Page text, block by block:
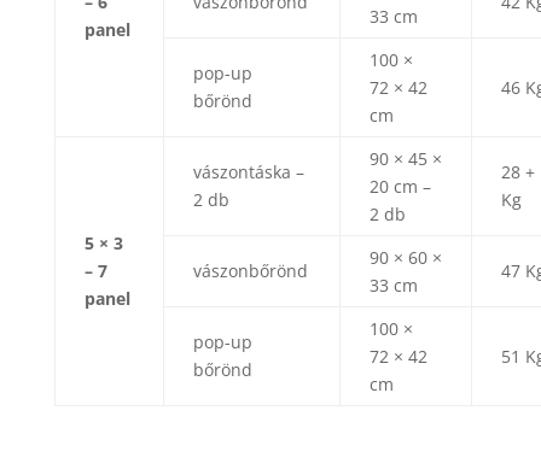
panel
33 cm
pop-up
bőrönd
100 ×
72 × 42
cm
46
5 × 3
– 7
panel
vászontáska –
2 db
90 × 45 ×
20 cm –
2 db
28 +
Kg
vászonbőrönd
90 × 60 ×
33 cm
47
pop-up
bőrönd
100 ×
72 × 42
cm
51